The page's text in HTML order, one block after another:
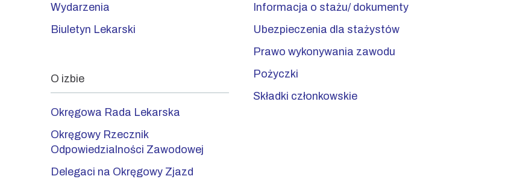
Wydarzenia
Biuletyn Lekarski
O izbie
Okręgowa Rada Lekarska
Okręgowy Rzecznik
Odpowiedzialności Zawodowej
Delegaci na Okręgowy Zjazd
Informacja o stażu/ dokumenty
Ubezpieczenia dla stażystów
Prawo wykonywania zawodu
Pożyczki
Składki członkowskie